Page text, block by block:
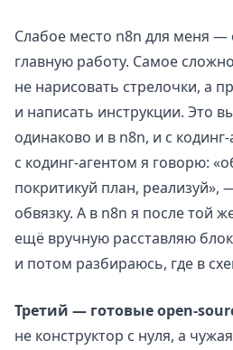
Слабое место n8n для меня —
главную работу. Самое
не нарисовать стрелочки, а
и написать инструкции. Это
одинаково и в n8n, и с
с кодинг-агентом я говорю:
покритикуй план, реализуй»,
обвязку. А в n8n я после той
ещё вручную расставляю
и потом разбираюсь, где в
Третий — готовые open-
не конструктор с нуля, а